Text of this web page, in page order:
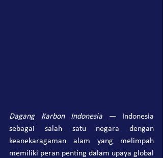
Dagang Karbon Indonesia —
Indonesia
sebagai salah satu negara dengan
keanekaragaman alam yang melimpah
memiliki peran penting dalam upaya global